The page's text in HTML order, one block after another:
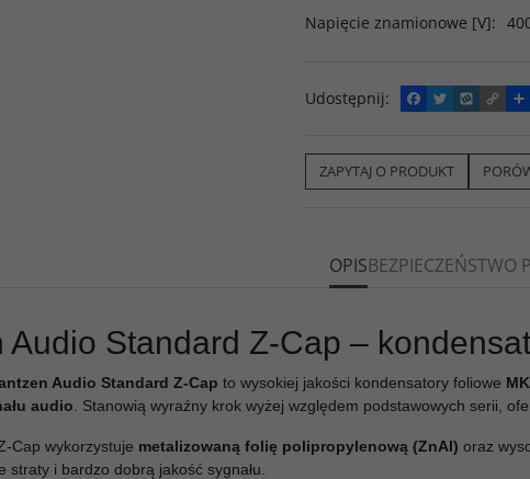
Napięcie znamionowe [V]:
Udostępnij:
F
a
e
b
o
T
w
t
t
e
W
y
o
C
o
y
L
i
P
o
z
i
e
ę
ZAPYTAJ O PRODUKT
OPISBEZPIECZEŃSTWO
Audio Standard Z-Cap –
Audio Standard Z-Cap to wysokiej jakości kondensatory foliowe
audio . Stanowią wyraźny krok wyżej względem podstawowych serii,
Cap wykorzystuje metalizowaną folię polipropylenową (ZnAl) oraz
straty i bardzo dobrą jakość sygnału.